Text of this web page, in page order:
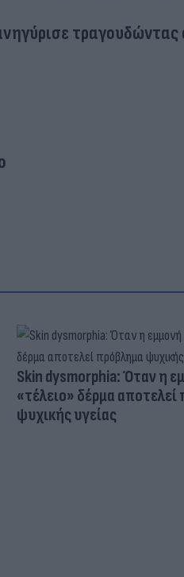
Skin dysmorphia: Όταν η
«τέλειο» δέρμα
ψυχικής υγείας